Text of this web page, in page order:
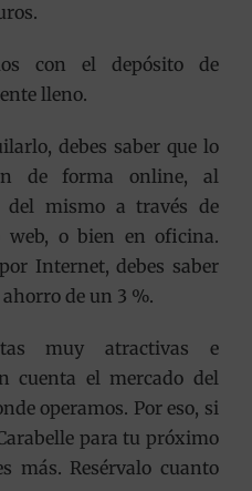
con el depósito de
lleno.
debes saber que lo
de forma online, al
del mismo a través de
web, o bien en oficina.
Internet, debes saber
de un 3 %.
muy atractivas e
cuenta el mercado del
operamos. Por eso, si
para tu próximo
más. Resérvalo cuanto